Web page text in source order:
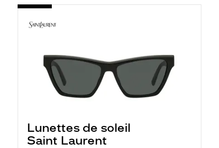
Lunettes de soleil
Saint Laurent